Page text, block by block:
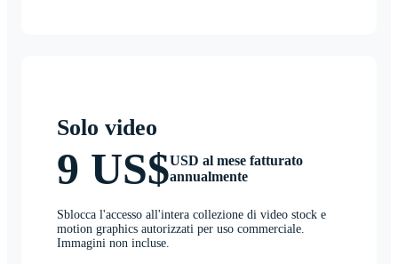
Solo video
9 US$USD al mese fatturato
annualmente
Sblocca l'accesso all'intera collezione di video stock e
motion graphics autorizzati per uso commerciale.
Immagini non incluse.